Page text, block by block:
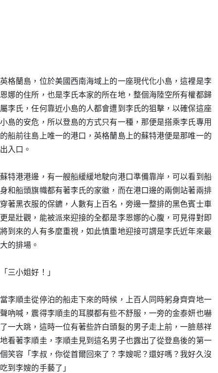
英格蘭島，位於美國西南海域上的一座現代化小島，這裡是李
恩娜的住所，也是李氏本家的所在地，整個海陸空所有權都歸
屬李氏，任何靠近小島的人都會遭到李氏的狙擊，以確保這座
小島的安危，所以登島的方式只有一種，那便是搭乘李氏專用
的船前往島上唯一的港口，英格蘭島上的蘇特港便是那唯一的
出入口。
蘇特港港邊，有一艘船緩緩地駛向港口準備靠岸，可以看到船
身和船頭旗幟都有著李氏的家徽，而在港口邊的兩側站著兩排
穿著黑衣服的保鑣，人數有上百名，旁邊一整排的黑色賓士車
更是壯觀，能被派來迎接的全都是李恩娜的心腹，可見得對即
將到來的人有多麼重視，如此慎重地迎接可謂是李氏近年來最
大的排場。
「三小姐好！」
當李順圭從停泊的船走下來的時候，上百人同時躬身齊齊地一
聲吶喊，震得李順圭的耳膜都有些不舒服，一旁的金泰妍也嚇
了一大跳，這時一位有著些許白頭髮的男子走上前，一臉慈祥
地看著李順圭，李順圭見到這名男子也露出了從登島後的第一
個笑容「李叔，你從首爾回來了？李嫂呢？還好嗎？我好久沒
吃到李嫂的手藝了」